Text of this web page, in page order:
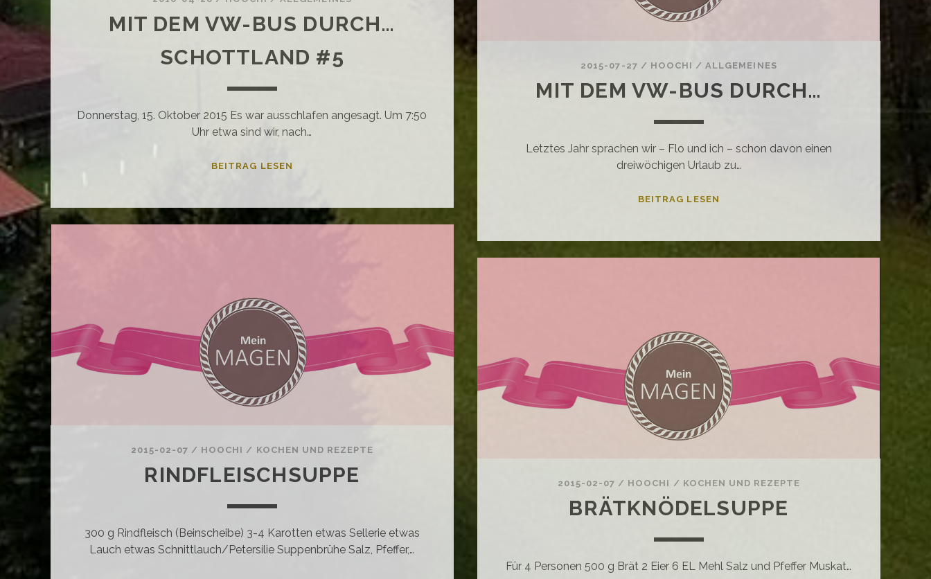
MIT DEM VW-BUS DURCH…
SCHOTTLAND #5
Donnerstag, 15. Oktober 2015 Es war ausschlafen angesagt. Um 7:50
Uhr etwa sind wir, nach…
BEITRAG LESEN
2015-07-27 / HOOCHI /ALLGEMEINES
MIT DEM VW-BUS DURCH…
Letztes Jahr sprachen wir – Flo und ich – schon davon einen
dreiwöchigen Urlaub zu…
BEITRAG LESEN
2015-02-07 / HOOCHI / KOCHEN UND REZEPTE
RINDFLEISCHSUPPE
300 g Rindfleisch (Beinscheibe) 3-4 Karotten etwas Sellerie etwas
Lauch etwas Schnittlauch/Petersilie Suppenbrühe Salz, Pfeffer,…
2015-02-07 / HOOCHI / KOCHEN UND REZEPTE
BRÄTKNÖDELSUPPE
Für 4 Personen 500 g Brät 2 Eier 6 EL Mehl Salz und Pfeffer Muskat…